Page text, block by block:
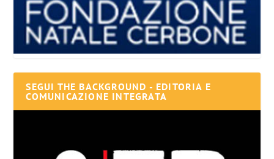
SEGUI THE BACKGROUND - EDITORIA E
COMUNICAZIONE INTEGRATA